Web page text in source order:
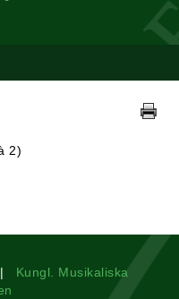
2)
| Kungl. Musikaliska